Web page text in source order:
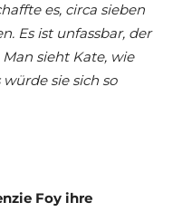
es, circa sieben
Es ist unfassbar, der
sieht Kate, wie
sie sich so
Foy ihre